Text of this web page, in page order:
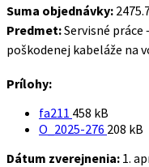
Suma objednávky:
Predmet:Servisné
poškodenej kabeláže na
Prílohy:
fa211 Veľkosť
súboru:
458 kB
O_2025-276 Veľkosť
208 kB
Dátum zverejnenia: 1.